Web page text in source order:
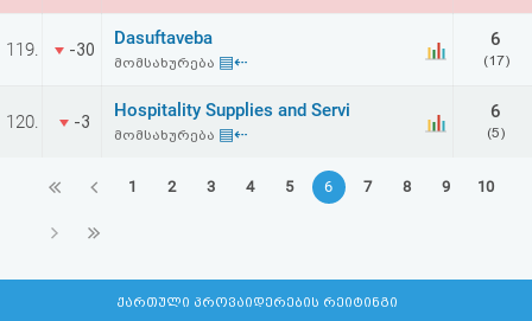
119. -30
Dasuftaveba
მომსახურება ▤⇠
6
(17)
120. -3
Hospitality Supplies and Servi
მომსახურება ▤⇠
6
(5)
1 2 3 4 5 6 7 8 9 10
ქართული პროვაიდერების რეიტინგი